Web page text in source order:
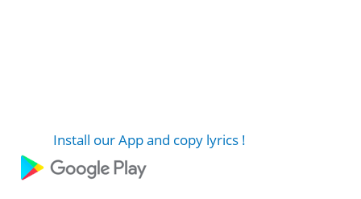
Install our App and copy lyrics !